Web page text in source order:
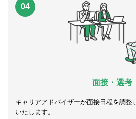
04
面接・選考
キャリアアドバイザーが面接日程を調整
いたします。